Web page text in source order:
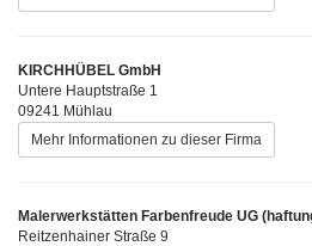
KIRCHHÜBEL GmbH
Untere Hauptstraße 1
09241 Mühlau
Mehr Informationen zu dieser Firma
Malerwerkstätten Farbenfreude UG
Reitzenhainer Straße 9